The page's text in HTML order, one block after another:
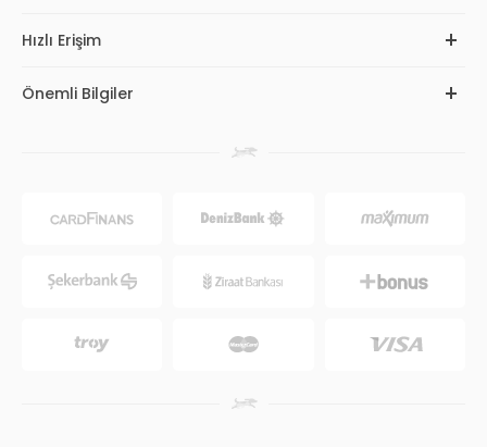
Hızlı Erişim
Önemli Bilgiler